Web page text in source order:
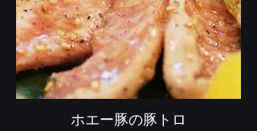
ホエー豚の豚トロ